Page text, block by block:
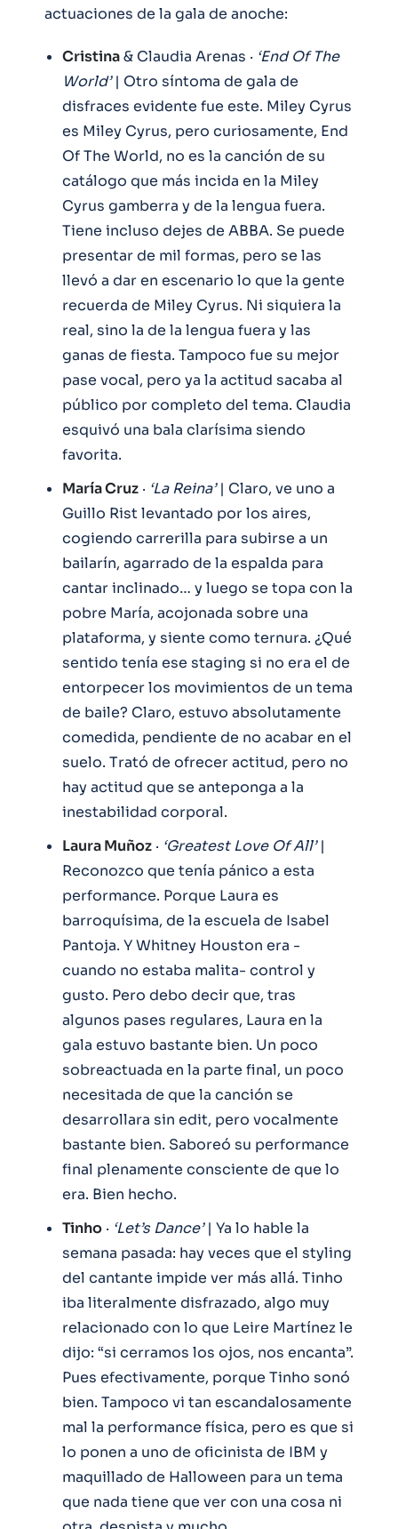
actuaciones de la gala de anoche:
Cristina& Claudia Arenas · ‘End Of The
World’| Otro síntoma de gala de
disfraces evidente fue este. Miley Cyrus
es Miley Cyrus, pero curiosamente, End
Of The World, no es la canción de su
catálogo que más incida en la Miley
Cyrus gamberra y de la lengua fuera.
Tiene incluso dejes de ABBA. Se puede
presentar de mil formas, pero se las
llevó a dar en escenario lo que la gente
recuerda de Miley Cyrus. Ni siquiera la
real, sino la de la lengua fuera y las
ganas de fiesta. Tampoco fue su mejor
pase vocal, pero ya la actitud sacaba al
público por completo del tema. Claudia
esquivó una bala clarísima siendo
favorita.
María Cruz · ‘La Reina’| Claro, ve uno a
Guillo Rist levantado por los aires,
cogiendo carrerilla para subirse a un
bailarín, agarrado de la espalda para
cantar inclinado… y luego se topa con la
pobre María, acojonada sobre una
plataforma, y siente como ternura. ¿Qué
sentido tenía ese staging si no era el de
entorpecer los movimientos de un tema
de baile? Claro, estuvo absolutamente
comedida, pendiente de no acabar en el
suelo. Trató de ofrecer actitud, pero no
hay actitud que se anteponga a la
inestabilidad corporal.
Laura Muñoz · ‘Greatest Love Of All’|
Reconozco que tenía pánico a esta
performance. Porque Laura es
barroquísima, de la escuela de Isabel
Pantoja. Y Whitney Houston era -
cuando no estaba malita- control y
gusto. Pero debo decir que, tras
algunos pases regulares, Laura en la
gala estuvo bastante bien. Un poco
sobreactuada en la parte final, un poco
necesitada de que la canción se
desarrollara sin edit, pero vocalmente
bastante bien. Saboreó su performance
final plenamente consciente de que lo
era. Bien hecho.
Tinho · ‘Let’s Dance’| Ya lo hable la
semana pasada: hay veces que el styling
del cantante impide ver más allá. Tinho
iba literalmente disfrazado, algo muy
relacionado con lo que Leire Martínez le
dijo: “si cerramos los ojos, nos encanta”.
Pues efectivamente, porque Tinho sonó
bien. Tampoco vi tan escandalosamente
mal la performance física, pero es que si
lo ponen a uno de oficinista de IBM y
maquillado de Halloween para un tema
que nada tiene que ver con una cosa ni